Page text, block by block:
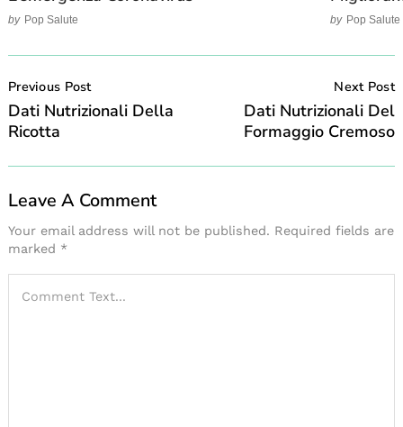
by Pop Salute by Pop Salute
Navigation
Previous Post
Dati Nutrizionali Della
Ricotta
Next Post
Dati Nutrizionali Del
Formaggio Cremoso
Leave A Comment
Your email address will not be published. Required fields are
marked *